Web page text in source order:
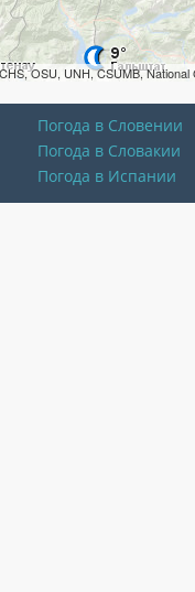
OSU, UNH, CSUMB, National
Погода в Словении
Погода в Словакии
Погода в Испании